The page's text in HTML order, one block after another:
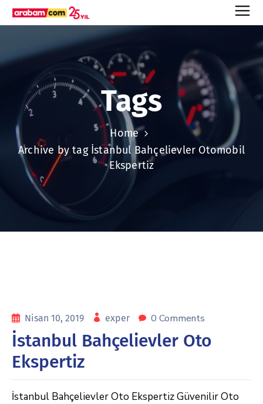
Tags
Home
Archive by tag İstanbul Bahçelievler Otomobil
Ekspertiz
Nisan 10, 2019 exper 0 Comments
İstanbul Bahçelievler Oto
Ekspertiz
İstanbul Bahçelievler Oto Ekspertiz Güvenilir Oto